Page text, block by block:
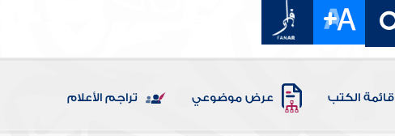
قائمة الكتب عرض موضوعي تراجم الأعلام